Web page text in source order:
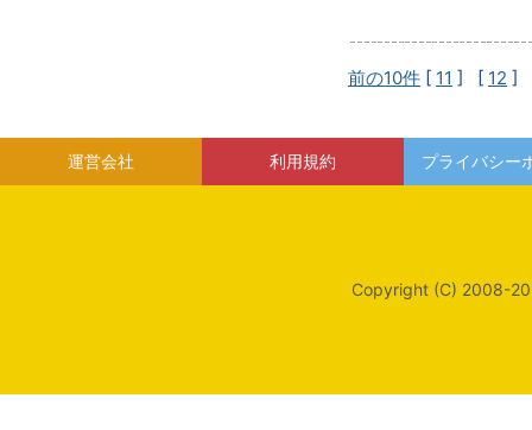
前の10件 [ 11 ] [ 12 ]
運営会社 利用規約 プライバシー
Copyright (C) 2008-